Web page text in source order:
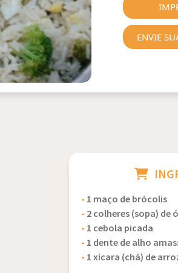
ENVIE
- 1 maço de brócolis
- 2 colheres (sopa) de
- 1 cebola picada
- 1 dente de alho
- 1 xícara (chá) de